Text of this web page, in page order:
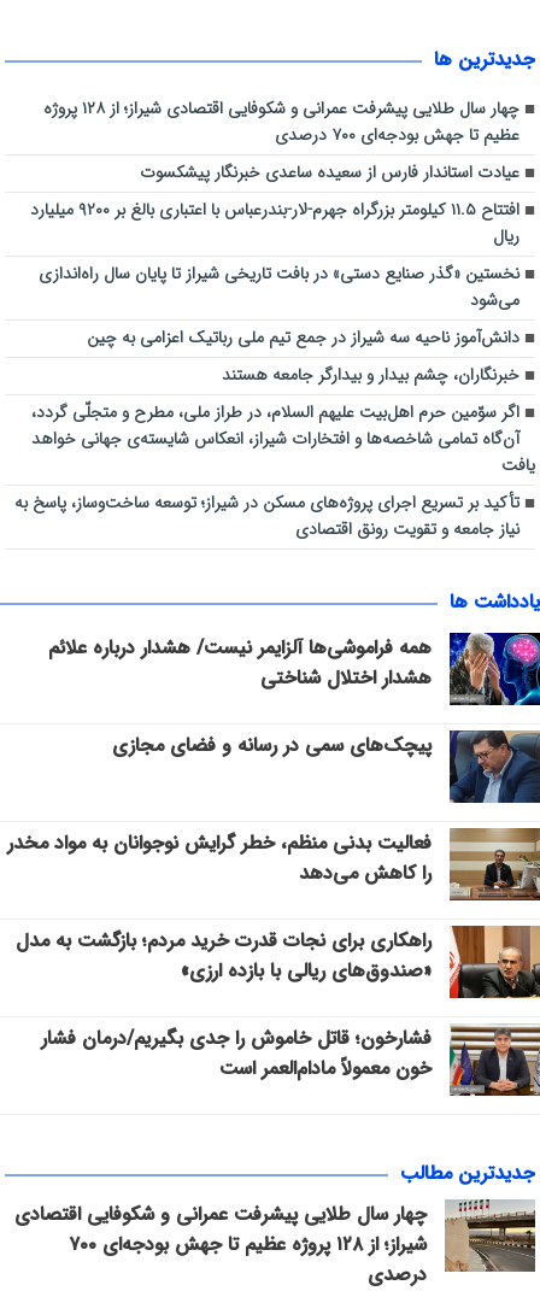
دو عضو کانون فارس در مسابقات نقاشی جهانی هنگ‌کنگ و بلغارستان
خوش درخشیدند
جديدترين ها
چهار سال طلایی پیشرفت عمرانی و شکوفایی اقتصادی شیراز؛ از ۱۲۸ پروژه
عظیم تا جهش بودجه‌ای ۷۰۰ درصدی
عیادت استاندار فارس از سعیده ساعدی خبرنگار پیشکسوت
افتتاح ۱۱.۵ کیلومتر بزرگراه جهرم-لار-بندرعباس با اعتباری بالغ بر ۹۲۰۰ میلیارد
ریال
نخستین «گذر صنایع دستی» در بافت تاریخی شیراز تا پایان سال راه‌اندازی
می‌شود
دانش‌آموز ناحیه سه شیراز در جمع تیم ملی رباتیک اعزامی به چین
خبرنگاران، چشم بیدار و بیدارگر جامعه هستند
اگر سوّمین حرم اهل‌بیت علیهم السلام، در طراز ملی، مطرح و متجلّی گردد،
آن‌گاه تمامی شاخصه‌ها و افتخارات شیراز، انعکاس شایسته‌ی جهانی خواهد
یافت
تأکید بر تسریع اجرای پروژه‌های مسکن در شیراز؛ توسعه ساخت‌وساز، پاسخ به
نیاز جامعه و تقویت رونق اقتصادی
یادداشت ها
همه فراموشی‌ها آلزایمر نیست/ هشدار درباره علائم
هشدار اختلال شناختی
پیچک‌های سمی در رسانه و فضای مجازی
فعالیت بدنی منظم، خطر گرایش نوجوانان به مواد مخدر
را کاهش می‌دهد
راهکاری برای نجات قدرت خرید مردم؛ بازگشت به مدل
«صندوق‌های ریالی با بازده ارزی»
فشارخون؛ قاتل خاموش را جدی بگیریم/درمان فشار
خون معمولاً مادام‌العمر است
جدیدترین مطالب
چهار سال طلایی پیشرفت عمرانی و شکوفایی اقتصادی
شیراز؛ از ۱۲۸ پروژه عظیم تا جهش بودجه‌ای ۷۰۰
درصدی